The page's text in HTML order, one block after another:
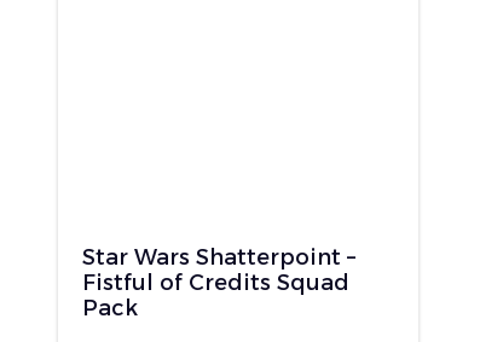
Star Wars Shatterpoint –
Fistful of Credits Squad
Pack